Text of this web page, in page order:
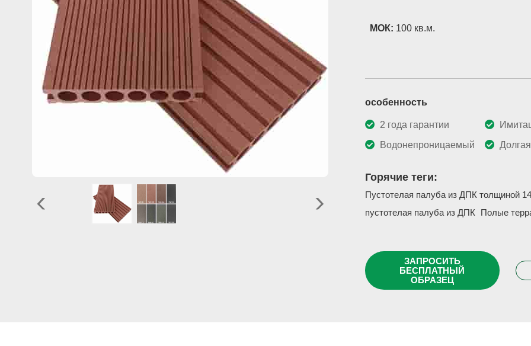
МОК: 100 кв.м.
особенность
2 года гарантии
Водонепроницаемый
Горячие теги:
Пустотелая палуба из ДПК толщиной
пустотелая палуба из ДПК
Полые
ЗАПРОСИТЬ
БЕСПЛАТНЫЙ
ОБРАЗЕЦ